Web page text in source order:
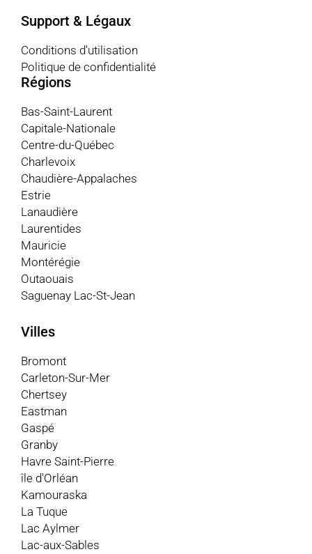
Support & Légaux
Conditions d'utilisation
Politique de confidentialité
Régions
Bas-Saint-Laurent
Capitale-Nationale
Centre-du-Québec
Charlevoix
Chaudière-Appalaches
Estrie
Lanaudière
Laurentides
Mauricie
Montérégie
Outaouais
Saguenay Lac-St-Jean
Villes
Bromont
Carleton-Sur-Mer
Chertsey
Eastman
Gaspé
Granby
Havre Saint-Pierre
île d'Orléan
Kamouraska
La Tuque
Lac Aylmer
Lac-aux-Sables